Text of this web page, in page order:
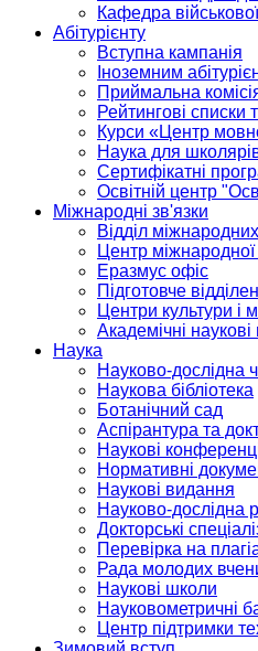
Кафедра
Абітурієнту
Вступна кампанія
Іноземним
Приймальна
Рейтингові
Курси «Центр
Наука для
Сертифікатні
Освітній центр
Міжнародні зв'язки
Відділ міжнародних
Центр міжнародної
Еразмус офіс
Підготовче
Центри культури і
Академічні наукові
Наука
Науково-дослідна
Наукова бібліотека
Ботанічний сад
Аспірантура та
Наукові
Нормативні
Наукові видання
Науково-дослідна
Докторські
Перевірка на
Рада молодих
Наукові школи
Науковометричні
Центр підтримки